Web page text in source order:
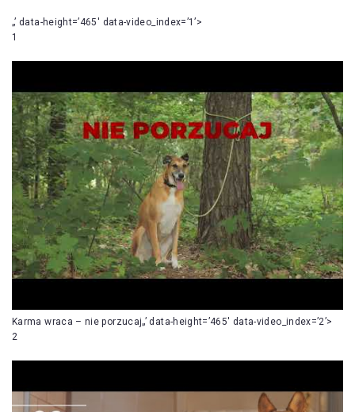
„’ data-height=’465′ data-video_index=’1’>
1
Karma wraca – nie porzucaj„’ data-height=’465′ data-video_index=’2’>
2